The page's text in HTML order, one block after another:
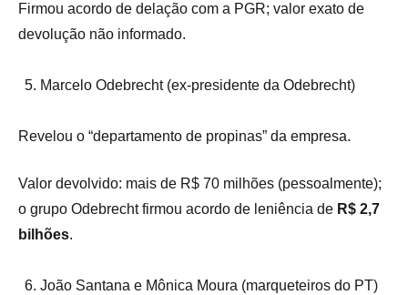
Firmou acordo de delação com a PGR; valor exato de
devolução não informado.
Marcelo Odebrecht (ex-presidente da Odebrecht)
Revelou o “departamento de propinas” da empresa.
Valor devolvido: mais de R$ 70 milhões (pessoalmente);
o grupo Odebrecht firmou acordo de leniência de R$ 2,7
bilhões.
João Santana e Mônica Moura (marqueteiros do PT)